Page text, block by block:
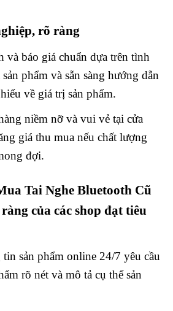
rõ ràng
và báo giá chuẩn dựa trên tình
phẩm và sẵn sàng hướng dẫn
về giá trị sản phẩm.
niềm nỡ và vui vẻ tại cửa
giá thu mua nếu chất lượng
đợi.
Tai Nghe Bluetooth Cũ
của các shop đạt tiêu
sản phẩm online 24/7 yêu cầu
rõ nét và mô tả cụ thể sản